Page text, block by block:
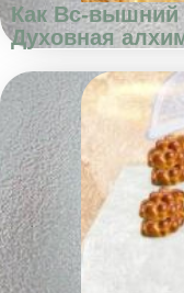
Как Вс-вышний
Духовная